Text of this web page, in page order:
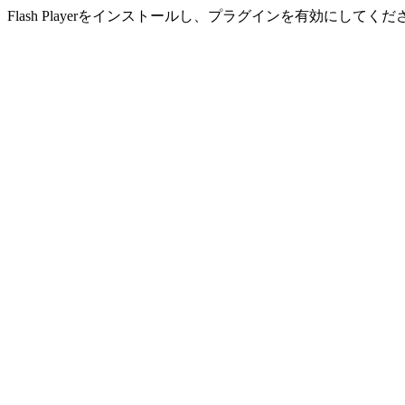
Flash Playerをインストールし、プラグインを有効にしてくだ